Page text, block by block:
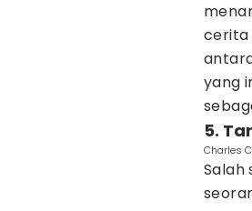
cerita
yang
5.
Charles
Salah